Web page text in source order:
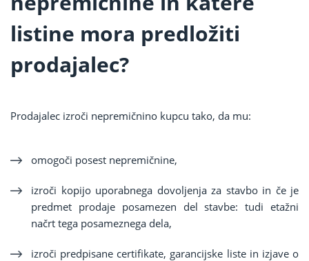
listine mora predložiti
prodajalec?
Prodajalec izroči nepremičnino kupcu tako, da mu:
omogoči posest nepremičnine,
izroči kopijo uporabnega dovoljenja za stavbo in če je
predmet prodaje posamezen del stavbe: tudi etažni
načrt tega posameznega dela,
izroči predpisane certifikate, garancijske liste in izjave o